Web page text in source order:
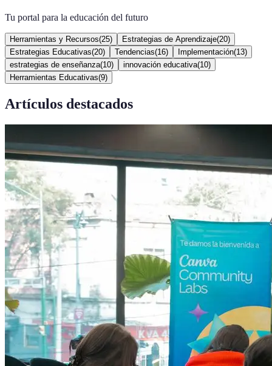
Tu portal para la educación del futuro
Herramientas y Recursos(25) Estrategias de Aprendizaje(20)
Estrategias Educativas(20) Tendencias(16) Implementación(13)
estrategias de enseñanza(10) innovación educativa(10)
Herramientas Educativas(9)
Artículos destacados